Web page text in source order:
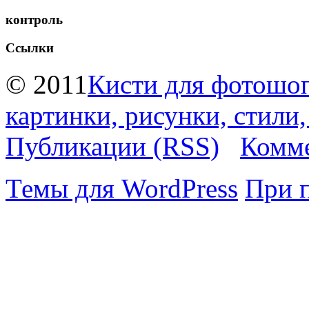
контроль
Ссылки
© 2011 Кисти для
картинки, рисунки,
Публикации (RSS)
Темы для WordPress При